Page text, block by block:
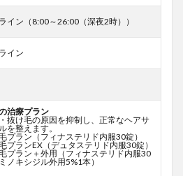
イン（8:00～26:00（深夜2時））
イン
治療プラン
抜け毛の原因を抑制し、正常なヘアサ
を整えます。
プラン（フィナステリド内服30錠）
プランEX（デュタステリド内服30錠）
プラン＋外用（フィナステリド内服30
ノキシジル外用5%1本）